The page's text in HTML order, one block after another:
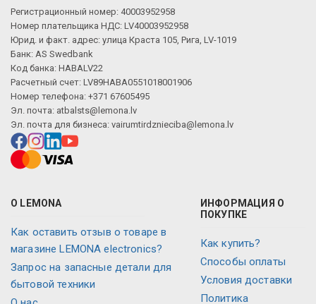
Регистрационный номер: 40003952958
Номер плательщика НДС: LV40003952958
Юрид. и факт. адрес: улица Краста 105, Рига, LV-1019
Банк: AS Swedbank
Код банка: HABALV22
Расчетный счет: LV89HABA0551018001906
Номер телефона: +371 67605495
Эл. почта: atbalsts@lemona.lv
Эл. почта для бизнеса: vairumtirdznieciba@lemona.lv
О LEMONA
Как оставить отзыв о товаре в
магазине LEMONA electronics?
Запрос на запасные детали для
бытовой техники
ИНФОРМАЦИЯ О
ПОКУПКЕ
Как купить?
Способы оплаты
Условия доставки
Политика